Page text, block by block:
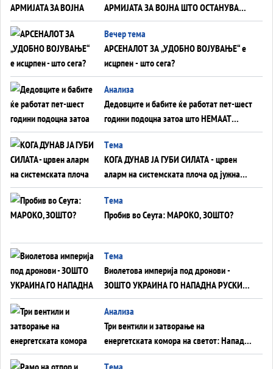
АРМИЈАТА ЗА ВОЈНА ШТО ОСТАНУВА
БЕЗ ФРОНТ
Вечер тема
АРСЕНАЛОТ ЗА „УДОБНО ВОЈУВАЊЕ“ е
исцрпен - што сега?
Анализа
Дедовците и бабите ќе работат пет-шест
години подоцна затоа што НЕМААТ
ВНУЦИ ДА ГИ ЗАМЕНАТ
Tема
КОГА ДУНАВ ЈА ГУБИ СИЛАТА - црвен
аларм на системската плоча од јужна
Германија до Црното Море...
Tема
Пробив во Сеута: МАРОКО, ЗОШТО?
Tема
Виолетова империја под дронови -
ЗОШТО УКРАИНА ГО НАПАДНА РУСКИОТ
WILDBERRIES
Aнализа
Три вентили и затворање на
енергетската комора на светот: Нападот
во Суец најавува глобален енергетски